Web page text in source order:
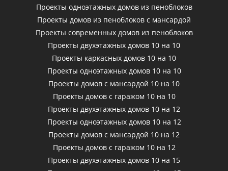
Проекты одноэтажных домов из пеноблоков
Проекты домов из пеноблоков с мансардой
Проекты современных домов из пеноблоков
Проекты двухэтажных домов 10 на 10
Проекты каркасных домов 10 на 10
Проекты одноэтажных домов 10 на 10
Проекты домов с мансардой 10 на 10
Проекты домов с гаражом 10 на 10
Проекты двухэтажных домов 10 на 12
Проекты одноэтажных домов 10 на 12
Проекты домов с мансардой 10 на 12
Проекты домов с гаражом 10 на 12
Проекты двухэтажных домов 10 на 15